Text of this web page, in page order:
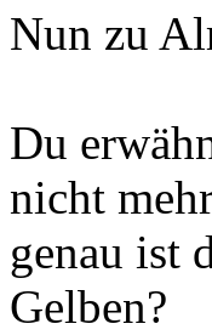
Nun zu
Du
nicht
genau ist
Gelben?